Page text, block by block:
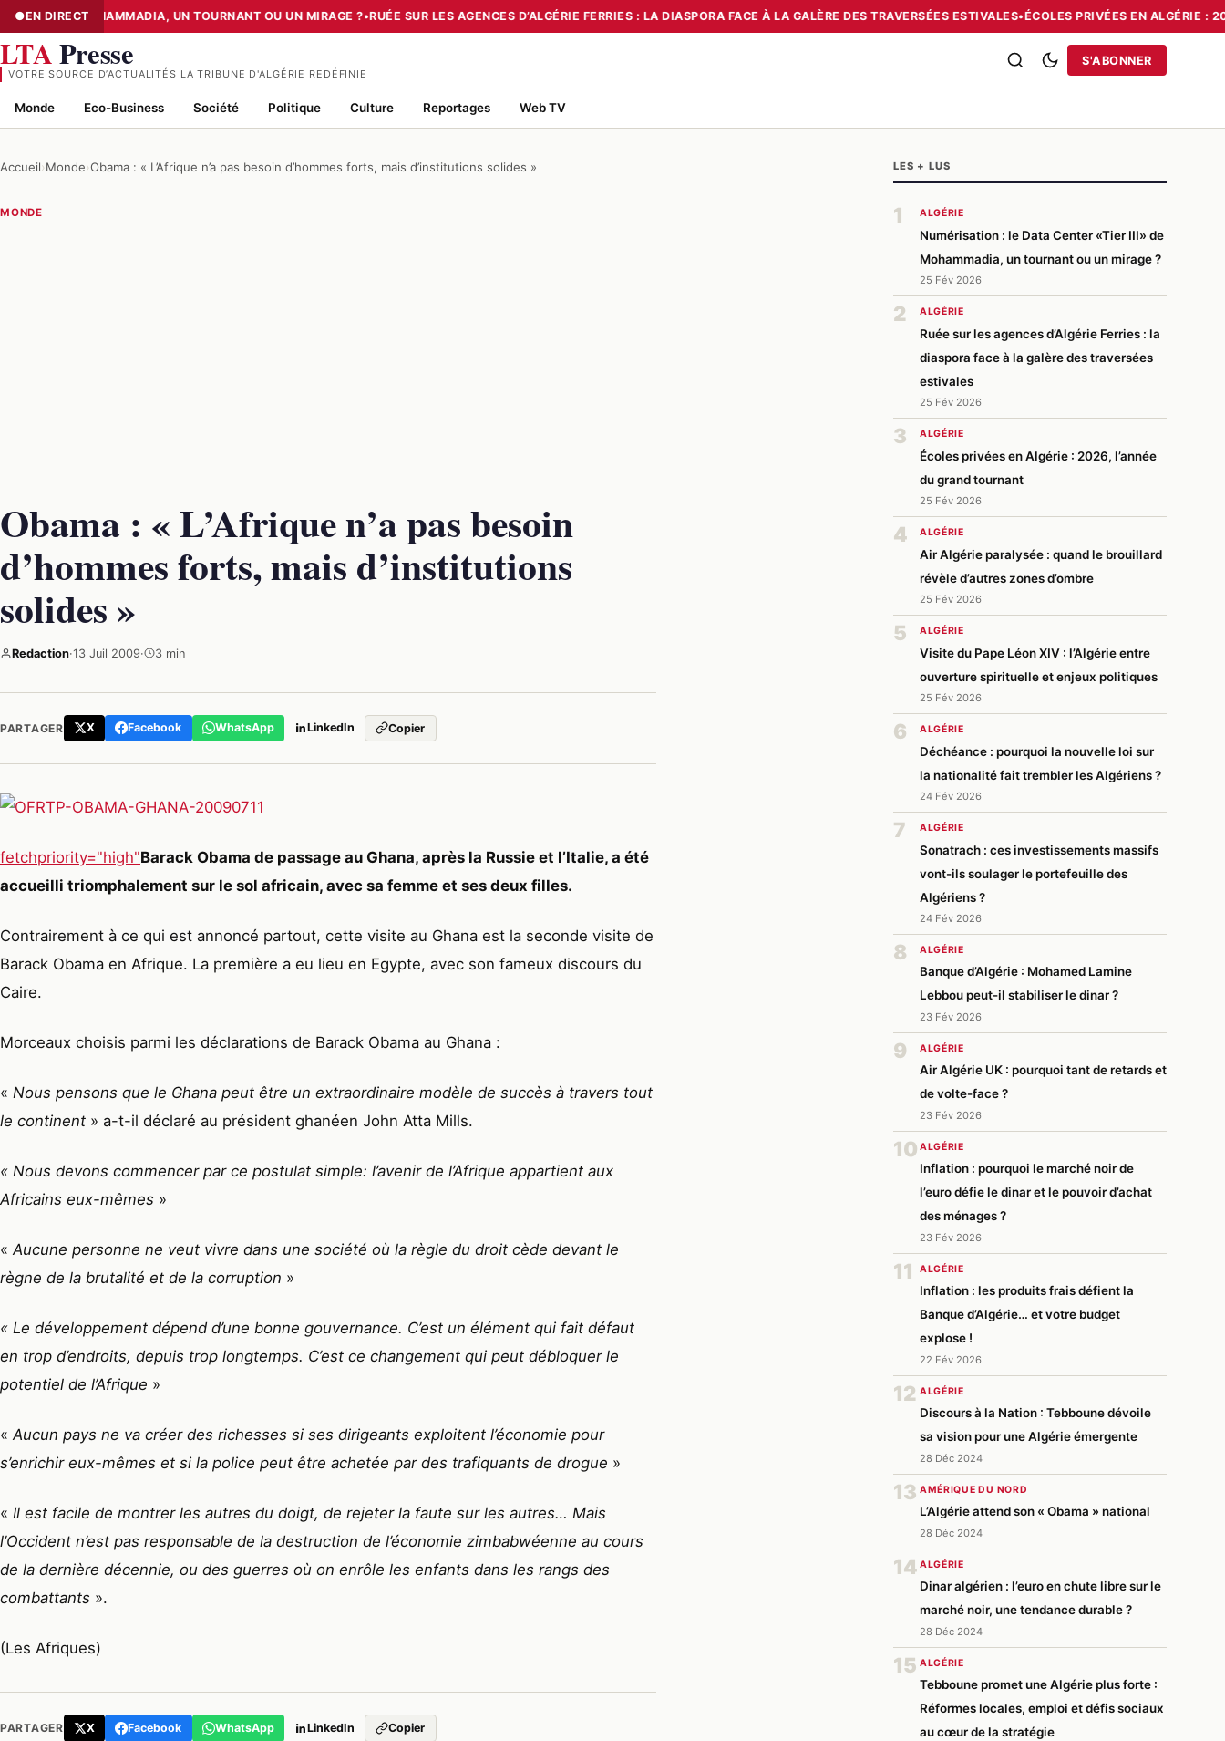
EN DIRECT
III» DE MOHAMMADIA, UN TOURNANT OU UN MIRAGE ?•RUÉE SUR LES AGENCES D’ALGÉRIE FERRIES : LA DIASPORA FACE À LA GALÈRE DES TRAVERSÉES ESTIVALES•ÉCOLES PRIVÉES EN ALGÉRIE :
NUMÉRISATION : LE DATA CENTER «TIER III» DE MOHAMMADIA, UN TOURNANT OU UN MIRAGE ?•RUÉE SUR LES AGENCES D’ALGÉRIE FERRIES : LA DIASPORA FACE À LA GALÈRE DES TRAVERSÉES
LTAPresse
VOTRE SOURCE D’ACTUALITÉS LA TRIBUNE D'ALGÉRIE REDÉFINIE
S'ABONNER
Monde Eco-Business Société Politique Culture Reportages Web TV
Accueil›Monde›Obama : « L’Afrique n’a pas besoin d’hommes forts, mais d’institutions solides »
MONDE
Obama : « L’Afrique n’a pas besoin
d’hommes forts, mais d’institutions
solides »
Redaction·13 Juil 2009· 3 min
PARTAGER X Facebook WhatsApp LinkedIn Copier
fetchpriority="high"Barack Obama de passage au Ghana, après la Russie et l’Italie, a été
accueilli triomphalement sur le sol africain, avec sa femme et ses deux filles.
Contrairement à ce qui est annoncé partout, cette visite au Ghana est la seconde visite de
Barack Obama en Afrique. La première a eu lieu en Egypte, avec son fameux discours du
Caire.
Morceaux choisis parmi les déclarations de Barack Obama au Ghana :
« Nous pensons que le Ghana peut être un extraordinaire modèle de succès à travers tout
le continent » a-t-il déclaré au président ghanéen John Atta Mills.
« Nous devons commencer par ce postulat simple: l’avenir de l’Afrique appartient aux
Africains eux-mêmes »
«Aucune personne ne veut vivre dans une société où la règle du droit cède devant le
règne de la brutalité et de la corruption »
« Le développement dépend d’une bonne gouvernance. C’est un élément qui fait défaut
en trop d’endroits, depuis trop longtemps. C’est ce changement qui peut débloquer le
potentiel de l’Afrique »
«Aucun pays ne va créer des richesses si ses dirigeants exploitent l’économie pour
s’enrichir eux-mêmes et si la police peut être achetée par des trafiquants de drogue »
« Il est facile de montrer les autres du doigt, de rejeter la faute sur les autres… Mais
l’Occident n’est pas responsable de la destruction de l’économie zimbabwéenne au cours
de la dernière décennie, ou des guerres où on enrôle les enfants dans les rangs des
combattants ».
(Les Afriques)
PARTAGER X Facebook WhatsApp LinkedIn Copier
LES + LUS
1 ALGÉRIE
Numérisation : le Data Center «Tier III» de
Mohammadia, un tournant ou un mirage ?
25 Fév 2026
2 ALGÉRIE
Ruée sur les agences d’Algérie Ferries : la
diaspora face à la galère des traversées
estivales
25 Fév 2026
3 ALGÉRIE
Écoles privées en Algérie : 2026, l’année
du grand tournant
25 Fév 2026
4 ALGÉRIE
Air Algérie paralysée : quand le brouillard
révèle d’autres zones d’ombre
25 Fév 2026
5 ALGÉRIE
Visite du Pape Léon XIV : l’Algérie entre
ouverture spirituelle et enjeux politiques
25 Fév 2026
6 ALGÉRIE
Déchéance : pourquoi la nouvelle loi sur
la nationalité fait trembler les Algériens ?
24 Fév 2026
7 ALGÉRIE
Sonatrach : ces investissements massifs
vont-ils soulager le portefeuille des
Algériens ?
24 Fév 2026
8 ALGÉRIE
Banque d’Algérie : Mohamed Lamine
Lebbou peut-il stabiliser le dinar ?
23 Fév 2026
9 ALGÉRIE
Air Algérie UK : pourquoi tant de retards et
de volte-face ?
23 Fév 2026
10 ALGÉRIE
Inflation : pourquoi le marché noir de
l’euro défie le dinar et le pouvoir d’achat
des ménages ?
23 Fév 2026
11 ALGÉRIE
Inflation : les produits frais défient la
Banque d’Algérie… et votre budget
explose !
22 Fév 2026
12 ALGÉRIE
Discours à la Nation : Tebboune dévoile
sa vision pour une Algérie émergente
28 Déc 2024
13 AMÉRIQUE DU NORD
L’Algérie attend son « Obama » national
28 Déc 2024
14 ALGÉRIE
Dinar algérien : l’euro en chute libre sur le
marché noir, une tendance durable ?
28 Déc 2024
15 ALGÉRIE
Tebboune promet une Algérie plus forte :
Réformes locales, emploi et défis sociaux
au cœur de la stratégie